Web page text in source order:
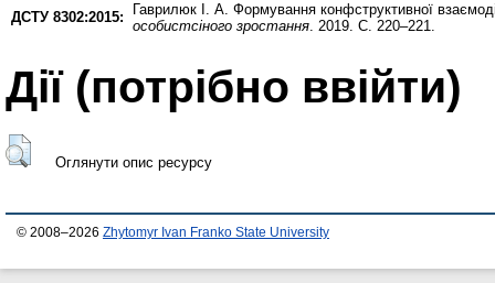
ДСТУ 8302:2015:
Гаврилюк І. А. Формування конфструктивної
особистсіного зростання. 2019. С. 220–221.
Дії ​​(потрібно ввійти)
Оглянути опис ресурсу
© 2008–2026 Zhytomyr Ivan Franko State University